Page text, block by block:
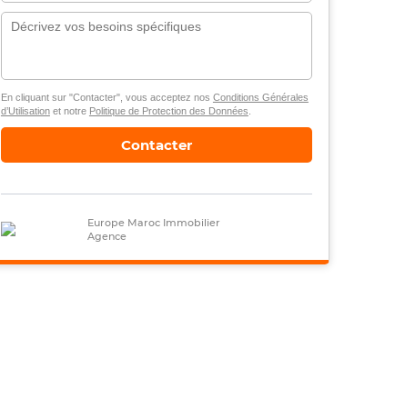
En cliquant sur "Contacter", vous acceptez nos Conditions Générales
d’Utilisationet notre Politique de Protection des Données
Contacter
Europe Maroc Immobilier
Agence